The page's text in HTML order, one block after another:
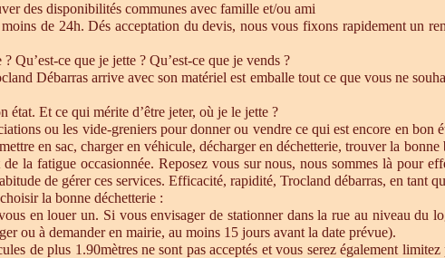
des disponibilités communes avec famille et/ou ami
de 24h. Dés acceptation du devis, nous vous fixons rapidement un
Qu’est-ce que je jette ? Qu’est-ce que je vends ?
Débarras arrive avec son matériel est emballe tout ce que vous ne
état. Et ce qui mérite d’être jeter, où je le jette ?
ou les vide-greniers pour donner ou vendre ce qui est encore en bon
en sac, charger en véhicule, décharger en déchetterie, trouver la
la fatigue occasionnée. Reposez vous sur nous, nous sommes là pour
de gérer ces services. Efficacité, rapidité, Trocland débarras, en tant
la bonne déchetterie :
en louer un. Si vous envisager de stationner dans la rue au niveau du
ou à demander en mairie, au moins 15 jours avant la date prévue).
de plus 1.90mètres ne sont pas acceptés et vous serez également